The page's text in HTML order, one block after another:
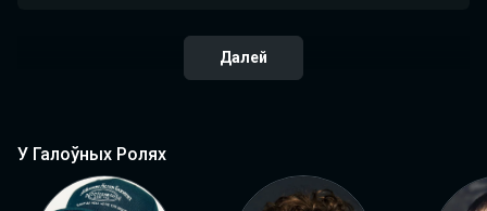
Далей
У Галоўных Ролях